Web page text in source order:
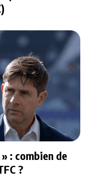
: combien de
?